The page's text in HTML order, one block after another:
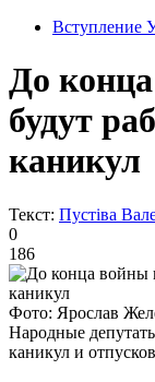
Вступление
До
будут
каникул
Текст: Пустіва
0
186
Фото: Ярослав
Народные
каникул и отпусков